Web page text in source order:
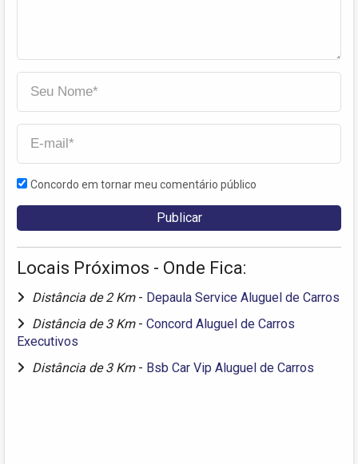
Concordo em tornar meu comentário público
Locais Próximos - Onde Fica:
Distância de 2 Km - Depaula Service Aluguel de Carros
Distância de 3 Km - Concord Aluguel de Carros
Executivos
Distância de 3 Km - Bsb Car Vip Aluguel de Carros